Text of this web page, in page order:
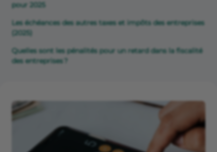
pour 2025
Les échéances des autres taxes et impôts des entreprises
(2025)
Quelles sont les pénalités pour un retard dans la fiscalité
des entreprises ?